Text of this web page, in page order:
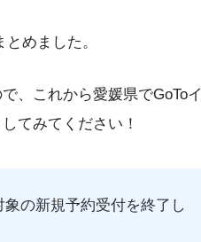
めました。
、これから愛媛県でGoToイ
てみてください！
の新規予約受付を終了し